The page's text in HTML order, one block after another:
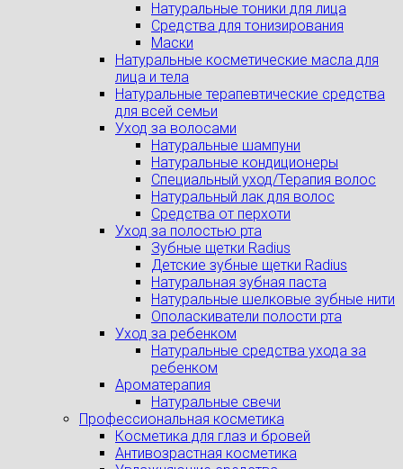
Натуральные тоники для лица
Средства для тонизирования
Маски
Натуральные косметические масла для
лица и тела
Натуральные терапевтические средства
для всей семьи
Уход за волосами
Натуральные шампуни
Натуральные кондиционеры
Специальный уход/Терапия волос
Натуральный лак для волос
Средства от перхоти
Уход за полостью рта
Зубные щетки Radius
Детские зубные щетки Radius
Натуральная зубная паста
Натуральные шелковые зубные нити
Ополаскиватели полости рта
Уход за ребенком
Натуральные средства ухода за
ребенком
Ароматерапия
Натуральные свечи
Профессиональная косметика
Косметика для глаз и бровей
Антивозрастная косметика